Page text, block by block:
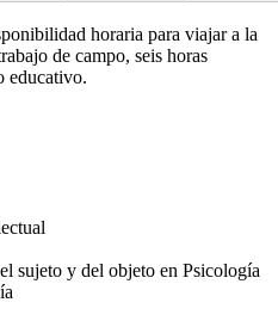
horaria para viajar a la
de campo, seis horas
educativo.
sujeto y del objeto en Psicología